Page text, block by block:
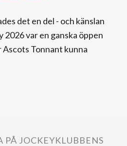
det en del - och känslan
var en ganska öppen
Tonnant kunna
PÅ JOCKEYKLUBBENS